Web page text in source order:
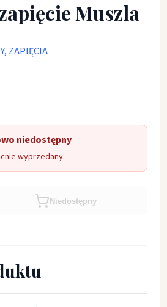
Muszla
ZAPIĘCIA
niedostępny
wyprzedany.
Niedostępny